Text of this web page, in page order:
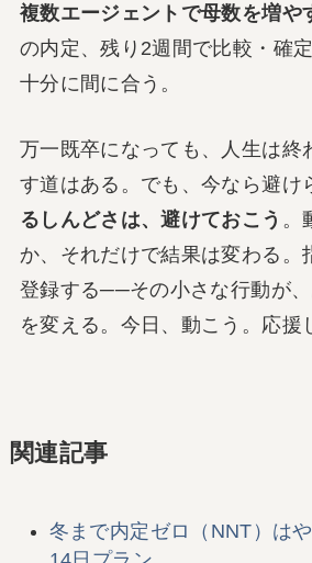
複数エージェントで母数を増や
の内定、残り2週間で比較・確
十分に間に合う。
万一既卒になっても、人生は終
す道はある。でも、今なら避け
るしんどさは、避けておこう 。
か、それだけで結果は変わる。
登録する──その小さな行動が
を変える。今日、動こう。応援
関連記事
冬まで内定ゼロ（NNT）は